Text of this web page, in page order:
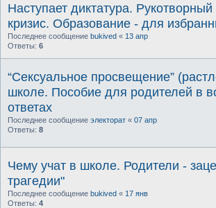
Наступает диктатура.
кризис. Образование - для
Последнее сообщение bukived « 13 апр
Ответы: 6
“Сексуальное просвещение”
школе. Пособие для родителей в
ответах
Последнее сообщение электорат « 07 апр
Ответы: 8
Чему учат в школе. Родители -
трагедии"
Последнее сообщение bukived « 17 янв
Ответы: 4